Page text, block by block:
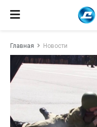
Главная Новости